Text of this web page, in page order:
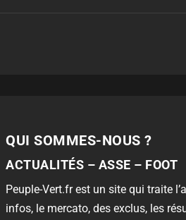
QUI SOMMES-NOUS ?
ACTUALITÉS – ASSE – FOOT
Peuple-Vert.fr est un site qui traite
infos, le mercato, des exclus, les